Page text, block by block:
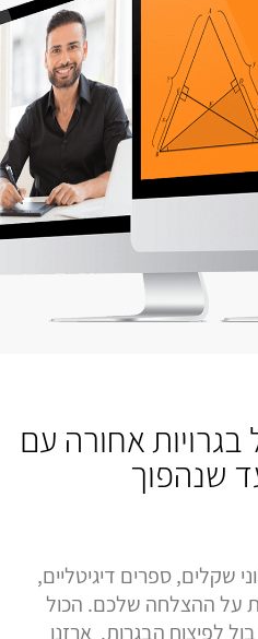
של בגרויות אחורה עם
שנהפוך
שקלים, ספרים דיגיטליים,
על ההצלחה שלכם. הכול
לפיצוח הבגרות. ארזנו